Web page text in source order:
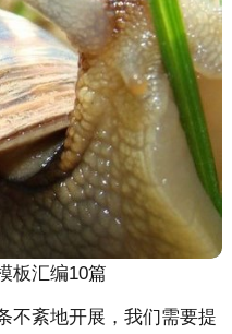
板汇编10篇
不紊地开展，我们需要提